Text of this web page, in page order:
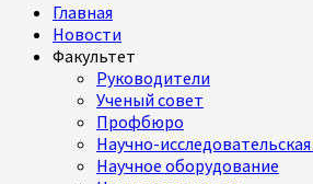
Главная
Новости
Факультет
Руководители
Ученый совет
Профбюро
Научно-
Научное оборудование